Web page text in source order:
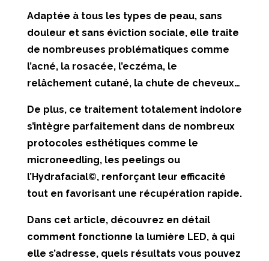
Adaptée à tous les types de peau, sans
douleur et sans éviction sociale, elle traite
de nombreuses problématiques comme
l’acné, la rosacée, l’eczéma, le
relâchement cutané, la chute de cheveux…
De plus, ce traitement totalement indolore
s’intègre parfaitement dans de nombreux
protocoles esthétiques comme le
microneedling, les peelings ou
l’Hydrafacial©, renforçant leur efficacité
tout en favorisant une récupération rapide.
Dans cet article, découvrez en détail
comment fonctionne la lumière LED, à qui
elle s’adresse, quels résultats vous pouvez